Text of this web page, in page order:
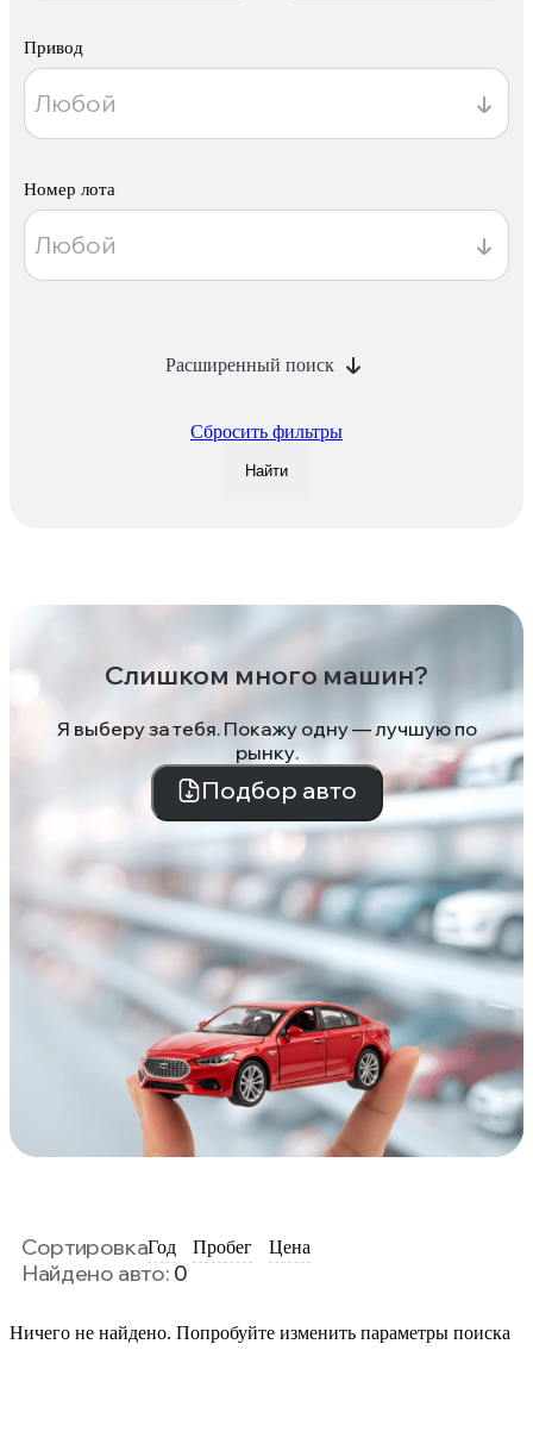
Привод
Номер лота
Расширенный поиск
Сбросить фильтры
Найти
Слишком много машин?
Я выберу за тебя. Покажу одну — лучшую по
рынку.
Подбор авто
СортировкаГод Пробег Цена
Найдено авто: 0
Ничего не найдено. Попробуйте изменить параметры поиска